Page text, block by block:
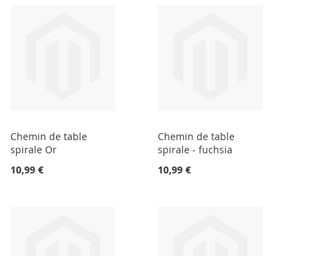
Chemin de table
spirale Or
10,99 €
Chemin de table
spirale - fuchsia
10,99 €